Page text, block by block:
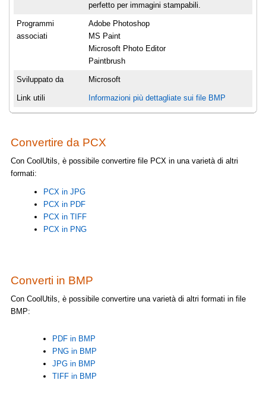
perfetto per immagini stampabili.
Programmi
associati
Adobe Photoshop
MS Paint
Microsoft Photo Editor
Paintbrush
Sviluppato da Microsoft
Link utili Informazioni più dettagliate sui file BMP
Convertire da PCX
Con CoolUtils, è possibile convertire file PCX in una varietà di altri
formati:
PCX in JPG
PCX in PDF
PCX in TIFF
PCX in PNG
Converti in BMP
Con CoolUtils, è possibile convertire una varietà di altri formati in file
BMP:
PDF in BMP
PNG in BMP
JPG in BMP
TIFF in BMP